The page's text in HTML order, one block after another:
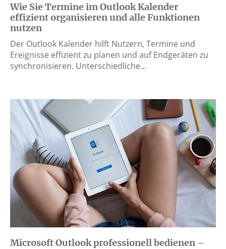
Wie Sie Termine im Outlook Kalender
effizient organisieren und alle Funktionen
nutzen
Der Outlook Kalender hilft Nutzern, Termine und
Ereignisse effizient zu planen und auf Endgeräten zu
synchronisieren. Unterschiedliche…
Microsoft Outlook professionell bedienen –